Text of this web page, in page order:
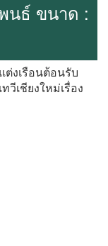
นธ์ ขนาด :
งเรือนต้อนรับ
วีเชียงใหม่เรื่อง